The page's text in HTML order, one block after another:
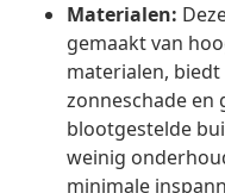
Materialen:
gemaakt van
materialen,
zonneschade en
blootgestelde
weinig
minimale